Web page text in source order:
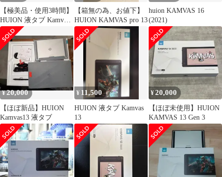
【極美品・使用3時間】
HUION 液タブ Kamvas
16 GS1561
【箱無の為、お値下】
HUION KAMVAS pro 13
huion KAMVAS 16
(2021)
¥20,000
【ほぼ新品】HUION
Kamvas13 液タブ
¥ 11,500
HUION 液タブ Kamvas
13
¥20,000
【ほぼ未使用】HUION
KAMVAS 13 Gen 3